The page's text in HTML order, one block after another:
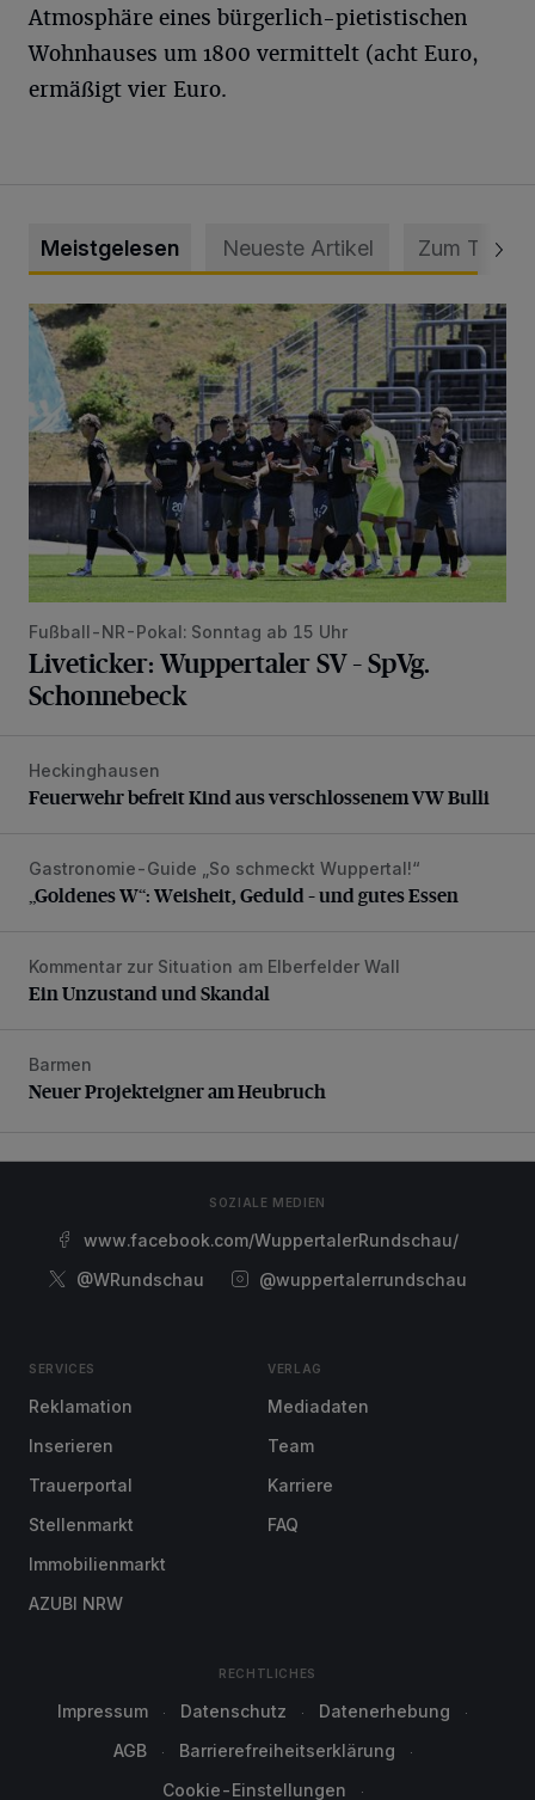
Atmosphäre eines bürgerlich-pietistischen
Wohnhauses um 1800 vermittelt (acht Euro,
ermäßigt vier Euro.
Meistgelesen Neueste Artikel Zum Thema
Liveticker: Wuppertaler SV – SpVg. Schonnebeck
Fußball-NR-Pokal: Sonntag ab 15 Uhr
Liveticker: Wuppertaler SV – SpVg.
Schonnebeck
Feuerwehr befreit Kind aus verschlossenem VW Bulli
Heckinghausen
Feuerwehr befreit Kind aus verschlossenem VW Bulli
„Goldenes W“: Weisheit, Geduld – und gutes Essen
Gastronomie-Guide „So schmeckt Wuppertal!“
„Goldenes W“: Weisheit, Geduld – und gutes Essen
Ein Unzustand und Skandal
Kommentar zur Situation am Elberfelder Wall
Ein Unzustand und Skandal
Neuer Projekteigner am Heubruch
Barmen
Neuer Projekteigner am Heubruch
SOZIALE MEDIEN
www.facebook.com/WuppertalerRundschau/
@WRundschau
@wuppertalerrundschau
SERVICES
Reklamation
Inserieren
Trauerportal
Stellenmarkt
Immobilienmarkt
AZUBI NRW
VERLAG
Mediadaten
Team
Karriere
FAQ
RECHTLICHES
Impressum Datenschutz
Datenerhebung
AGB
Barrierefreiheitserklärung
Cookie-Einstellungen